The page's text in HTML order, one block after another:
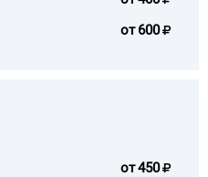
от 600
от450